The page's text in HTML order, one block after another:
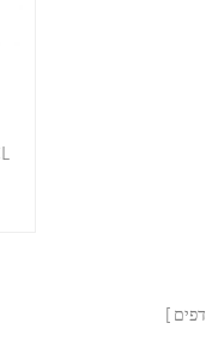
דפים